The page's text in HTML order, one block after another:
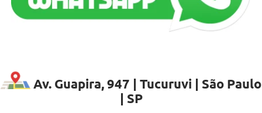
Av. Guapira, 947 | Tucuruvi | São Paulo
| SP